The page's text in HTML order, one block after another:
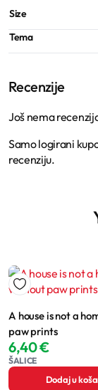
Size
Tema
Recenzije
Još nema
Samo logirani
recenziju.
A house is not a
paw prints
6,40€
ŠALICE
Dodaj u